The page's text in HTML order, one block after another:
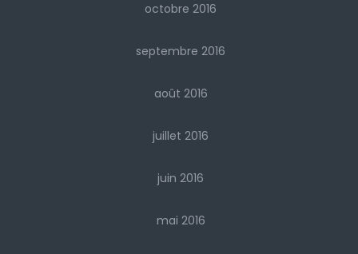
octobre 2016
septembre 2016
août 2016
juillet 2016
juin 2016
mai 2016